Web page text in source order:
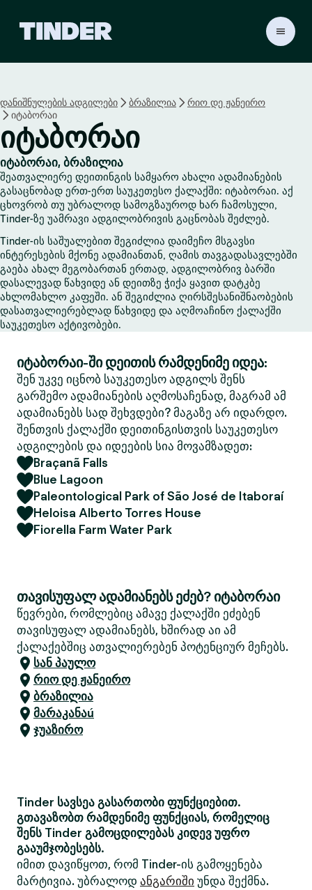
r
o
m
e
დანიშნულების ადგილები ბრაზილია
რიო დე ჟანეირო
იტაბორაი
იტაბორაი
იტაბორაი, ბრაზილია
შეათვალიერე დეითინგის სამყარო ახალი ადამიანების
გასაცნობად ერთ-ერთ საუკეთესო ქალაქში: იტაბორაი. აქ
ცხოვრობ თუ უბრალოდ სამოგზაუროდ ხარ ჩამოსული,
Tinder-ზე უამრავი ადგილობრივის გაცნობას შეძლებ.
Tinder-ის საშუალებით შეგიძლია დაიმეჩო მსგავსი
ინტერესების მქონე ადამიანთან, ღამის თავგადასავლებში
გაება ახალ მეგობართან ერთად, ადგილობრივ ბარში
დასალევად წახვიდე ან დეითზე ჭიქა ყავით დატკბე
ახლომახლო კაფეში. ან შეგიძლია ღირსშესანიშნაობების
დასათვალიერებლად წახვიდე და აღმოაჩინო ქალაქში
საუკეთესო აქტივობები.
იტაბორაი-ში დეითის რამდენიმე იდეა:
შენ უკვე იცნობ საუკეთესო ადგილს შენს
გარშემო ადამიანების აღმოსაჩენად, მაგრამ ამ
ადამიანებს სად შეხვდები? მაგაზე არ იდარდო.
შენთვის ქალაქში დეითინგისთვის საუკეთესო
ადგილების და იდეების სია მოვამზადეთ:
Braçanã Falls
Blue Lagoon
Paleontological Park of São José de Itaboraí
Heloisa Alberto Torres House
Fiorella Farm Water Park
თავისუფალ ადამიანებს ეძებ? იტაბორაი
წევრები, რომლებიც ამავე ქალაქში ეძებენ
თავისუფალ ადამიანებს, ხშირად აი ამ
ქალაქებშიც ათვალიერებენ პოტენციურ მეჩებს.
სან პაულო
რიო დე ჟანეირო
ბრაზილია
მარაკანაú
ჯუაზირო
Tinder სავსეა გასართობი ფუნქციებით.
გთავაზობთ რამდენიმე ფუნქციას, რომელიც
შენს Tinder გამოცდილებას კიდევ უფრო
გააუმჯობესებს.
იმით დავიწყოთ, რომ Tinder-ის გამოყენება
მარტივია. უბრალოდ ანგარიში უნდა შექმნა.